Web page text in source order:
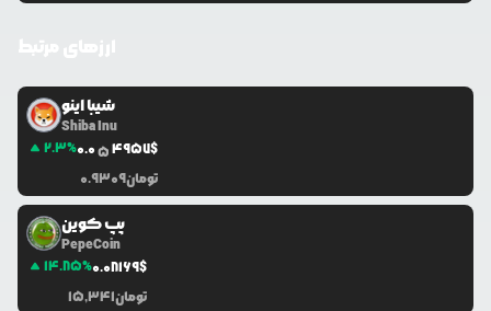
شیبا اینو
Shiba Inu
2.3%0.054957$
0.9309تومان
پپ کوین
PepeCoin
14.85%0.08169$
15,341تومان